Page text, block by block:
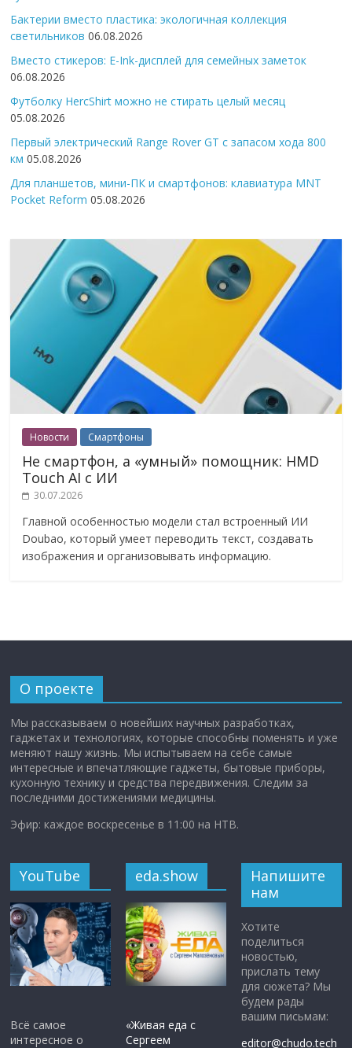
Бактерии вместо пластика: экологичная коллекция
светильников 06.08.2026
Вместо стикеров: E-Ink-дисплей для семейных заметок
06.08.2026
Футболку HercShirt можно не стирать целый месяц
05.08.2026
Первый электрический Range Rover GT с запасом хода 800
км 05.08.2026
Для планшетов, мини-ПК и смартфонов: клавиатура MNT
Pocket Reform 05.08.2026
Новости Смартфоны
Не смартфон, а «умный» помощник: HMD
Touch AI с ИИ
30.07.2026
Главной особенностью модели стал встроенный ИИ
Doubao, который умеет переводить текст, создавать
изображения и организовывать информацию.
О проекте
Мы рассказываем о новейших научных разработках,
гаджетах и технологиях, которые способны поменять и уже
меняют нашу жизнь. Мы испытываем на себе самые
интересные и впечатляющие гаджеты, бытовые приборы,
кухонную технику и средства передвижения. Следим за
последними достижениями медицины.
Эфир: каждое воскресенье в 11:00 на НТВ.
YouTube
Всё самое
интересное о
eda.show
«Живая еда с
Сергеем
Напишите
нам
Хотите
поделиться
новостью,
прислать тему
для сюжета? Мы
будем рады
вашим письмам:
editor@chudo.tech